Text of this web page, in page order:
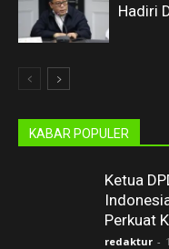
Hadiri
KABAR POPULER
Ketua
Perkuat
redaktur -